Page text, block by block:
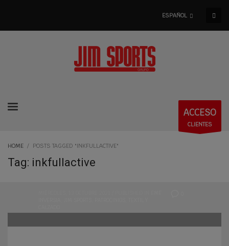
ESPAÑOL
ACCESO
CLIENTES
HOME POSTS TAGGED "INKFULLACTIVE"
Tag: inkfullactive